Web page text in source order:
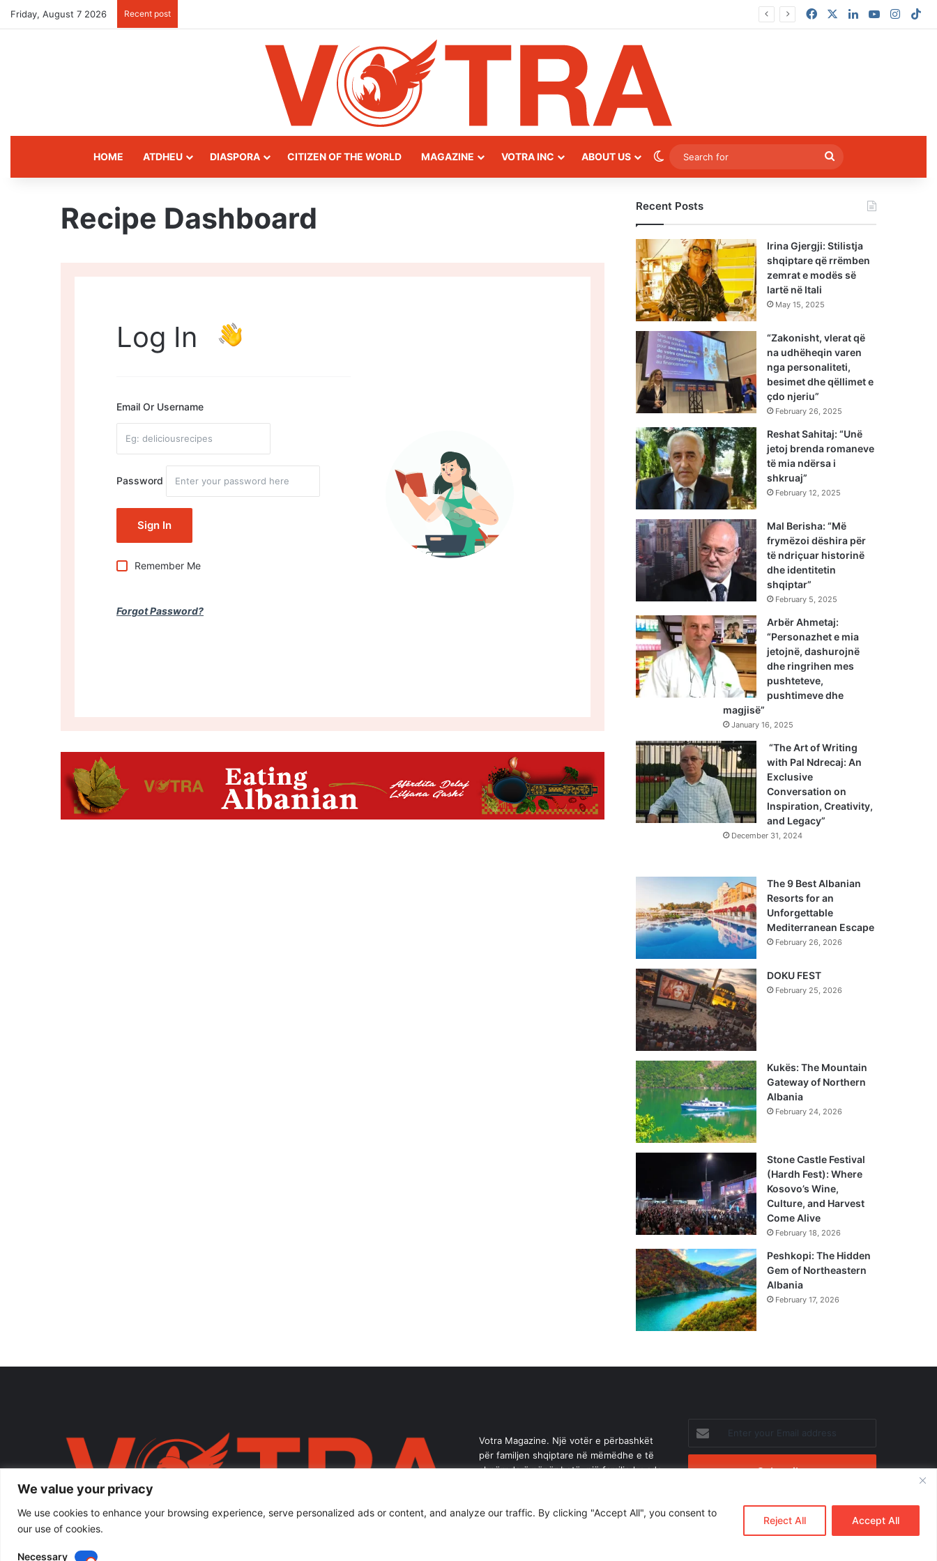
We value your privacy
We use cookies to enhance your browsing experience, serve personalized ads or content, and analyze our traffic. By clicking "Accept All", you consent to
our use of cookies.
Reject All Accept All
Necessary
Friday, August 7 2026 Recent post FacebookLinkedInYouTube
HOME ATDHEU DIASPORA CITIZEN OF THE WORLD MAGAZINE VOTRA INC ABOUT US Switch skin
Search
for
Recipe Dashboard
Log In
Email Or Username
Password
Remember Me
Forgot Password?
Recent Posts
Irina Gjergji: Stilistja
shqiptare që rrëmben
zemrat e modës së
lartë në Itali
May 15, 2025
“Zakonisht, vlerat që
na udhëheqin varen
nga personaliteti,
besimet dhe qëllimet e
çdo njeriu”
February 26, 2025
Reshat Sahitaj: “Unë
jetoj brenda romaneve
të mia ndërsa i
shkruaj”
February 12, 2025
Mal Berisha: “Më
frymëzoi dëshira për
të ndriçuar historinë
dhe identitetin
shqiptar”
February 5, 2025
Arbër Ahmetaj:
“Personazhet e mia
jetojnë, dashurojnë
dhe ringrihen mes
pushteteve,
pushtimeve dhe
magjisë”
January 16, 2025
“The Art of Writing
with Pal Ndrecaj: An
Exclusive
Conversation on
Inspiration, Creativity,
and Legacy”
December 31, 2024
The 9 Best Albanian
Resorts for an
Unforgettable
Mediterranean Escape
February 26, 2026
DOKU FEST
February 25, 2026
Kukës: The Mountain
Gateway of Northern
Albania
February 24, 2026
Stone Castle Festival
(Hardh Fest): Where
Kosovo’s Wine,
Culture, and Harvest
Come Alive
February 18, 2026
Peshkopi: The Hidden
Gem of Northeastern
Albania
February 17, 2026
Votra Magazine. Një votër e përbashkët
për familjen shqiptare në mëmëdhe e të
shpërndarë nëpër botë; një familje ku çdo
Enter